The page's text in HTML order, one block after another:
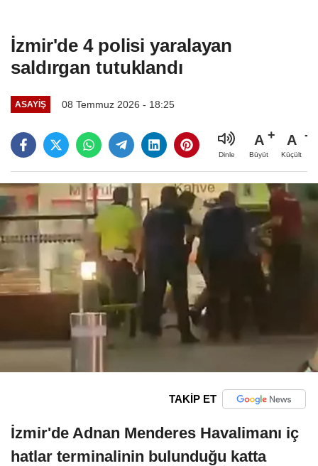
İzmir'de 4 polisi yaralayan
saldırgan tutuklandı
ASAYIŞ 08 Temmuz 2026 - 18:25
Dinle
A
Büyüt
A
Küçült
TAKİP ET
İzmir'de Adnan Menderes Havalimanı iç
hatlar terminalinin bulunduğu katta